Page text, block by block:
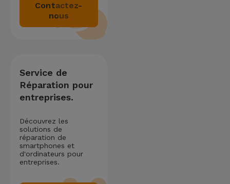
Contactez-
nous
Service de
Réparation pour
entreprises.
Découvrez les
solutions de
réparation de
smartphones et
d'ordinateurs pour
entreprises.